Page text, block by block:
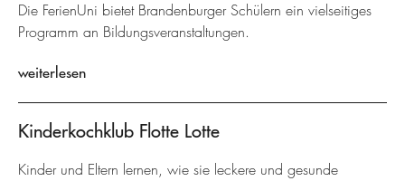
Die FerienUni bietet Brandenburger Schülern ein vielseitiges
Programm an Bildungsveranstaltungen.
weiterlesen
Kinderkochklub Flotte Lotte
Kinder und Eltern lernen, wie sie leckere und gesunde